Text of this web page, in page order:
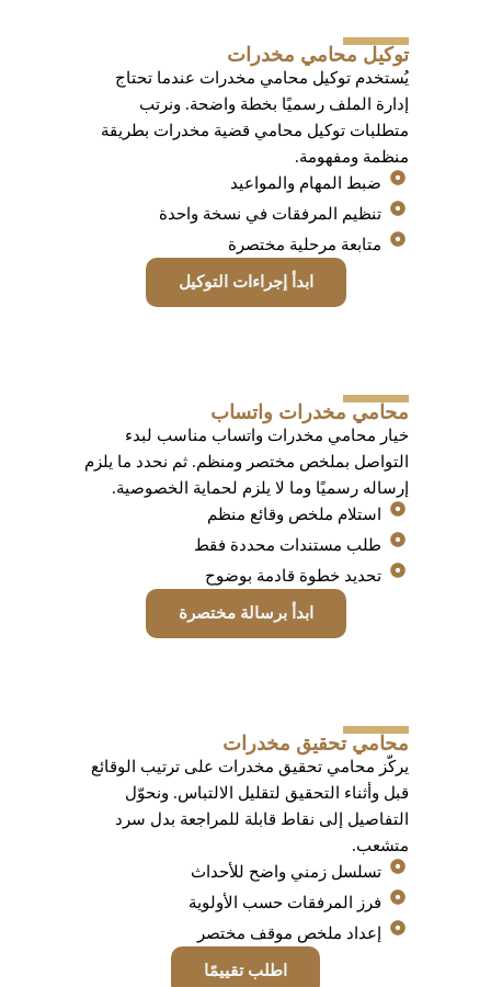
توكيل محامي مخدرات
يُستخدم توكيل محامي مخدرات عندما تحتاج
إدارة الملف رسميًا بخطة واضحة. ونرتب
متطلبات توكيل محامي قضية مخدرات بطريقة
منظمة ومفهومة.
ضبط المهام والمواعيد
تنظيم المرفقات في نسخة واحدة
متابعة مرحلية مختصرة
ابدأ إجراءات التوكيل
محامي مخدرات واتساب
خيار محامي مخدرات واتساب مناسب لبدء
التواصل بملخص مختصر ومنظم. ثم نحدد ما يلزم
إرساله رسميًا وما لا يلزم لحماية الخصوصية.
استلام ملخص وقائع منظم
طلب مستندات محددة فقط
تحديد خطوة قادمة بوضوح
ابدأ برسالة مختصرة
محامي تحقيق مخدرات
يركّز محامي تحقيق مخدرات على ترتيب الوقائع
قبل وأثناء التحقيق لتقليل الالتباس. ونحوّل
التفاصيل إلى نقاط قابلة للمراجعة بدل سرد
متشعب.
تسلسل زمني واضح للأحداث
فرز المرفقات حسب الأولوية
إعداد ملخص موقف مختصر
اطلب تقييمًا